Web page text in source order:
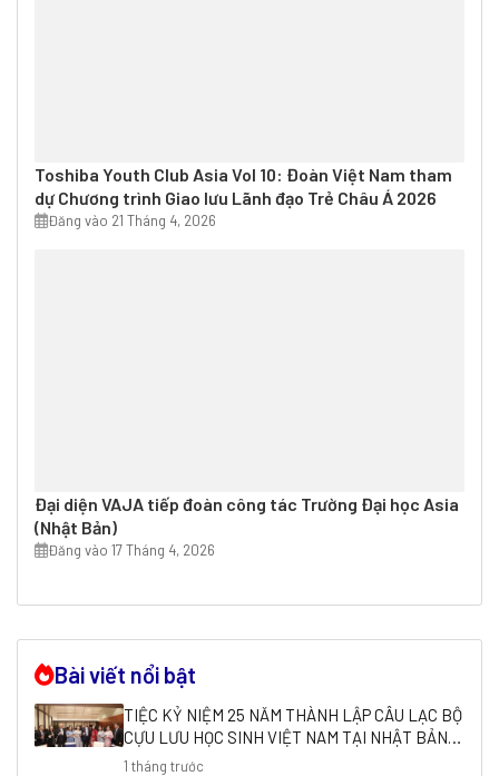
Toshiba Youth Club Asia Vol 10: Đoàn Việt Nam tham
dự Chương trình Giao lưu Lãnh đạo Trẻ Châu Á 2026
Đăng vào 21 Tháng 4, 2026
Đại diện VAJA tiếp đoàn công tác Trường Đại học Asia
(Nhật Bản)
Đăng vào 17 Tháng 4, 2026
Bài viết nổi bật
TIỆC KỶ NIỆM 25 NĂM THÀNH LẬP CÂU LẠC BỘ
CỰU LƯU HỌC SINH VIỆT NAM TẠI NHẬT BẢN
(VAJA)
1 tháng trước